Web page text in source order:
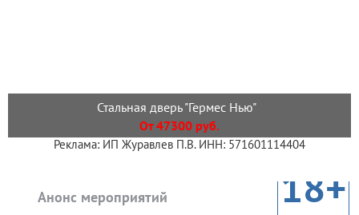
Стальная дверь "Гермес Нью"
От 47300 руб.
Реклама: ИП Журавлев П.В. ИНН: 571601114404
Анонс мероприятий 18+